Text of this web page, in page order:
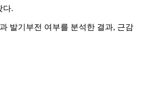
다.
발기부전 여부를 분석한 결과, 근감